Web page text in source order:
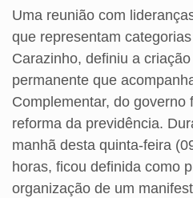
Uma reunião com
que representam
Carazinho, definiu a
permanente que
Complementar, do governo
reforma da previdência.
manhã desta quinta-feira
horas, ficou definida como
organização de um